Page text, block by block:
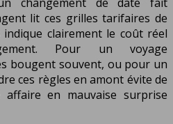
lit ces grilles tarifaires de
clairement le coût réel
Pour un voyage
bougent souvent, ou pour un
ces règles en amont évite de
en mauvaise surprise